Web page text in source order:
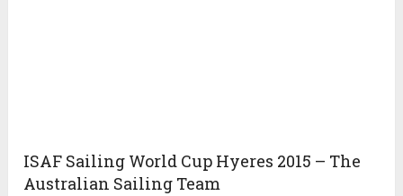
ISAF Sailing World Cup Hyeres 2015 – The
Australian Sailing Team